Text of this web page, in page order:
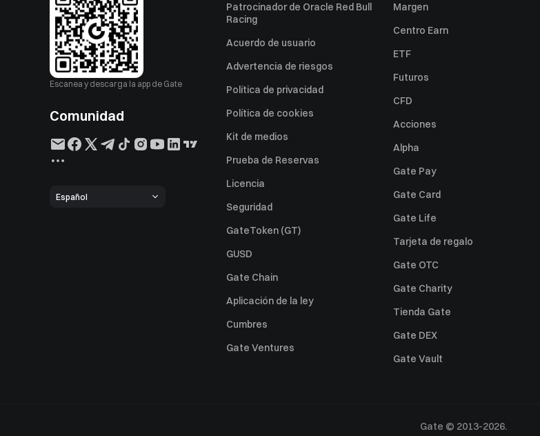
Escanea y descarga la app de Gate
Comunidad
Español
Patrocinador de Oracle Red Bull
Racing
Acuerdo de usuario
Advertencia de riesgos
Política de privacidad
Política de cookies
Kit de medios
Prueba de Reservas
Licencia
Seguridad
GateToken (GT)
GUSD
Gate Chain
Aplicación de la ley
Cumbres
Gate Ventures
Margen
Centro Earn
ETF
Futuros
CFD
Acciones
Alpha
Gate Pay
Gate Card
Gate Life
Tarjeta de regalo
Gate OTC
Gate Charity
Tienda Gate
Gate DEX
Gate Vault
Gate © 2013-2026.